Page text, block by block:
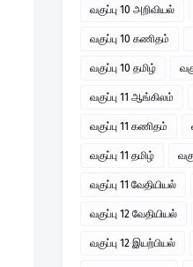
வகுப்பு 10 அறிவியல்
வகுப்பு 10 கணிதம்
வகுப்பு 10 தமிழ்
வகுப்பு 11 ஆங்கிலம்
வகுப்பு 11 கணிதம்
வகுப்பு 11 தமிழ்
வகுப்பு 11 வேதியியல்
வகுப்பு 12 வேதியியல்
வகுப்பு 12 இயற்பியல்